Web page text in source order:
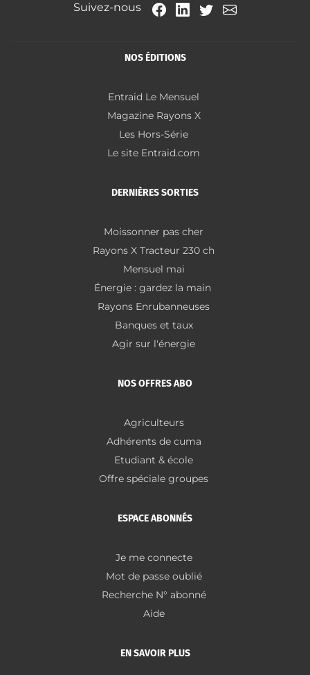
Suivez-nous
NOS ÉDITIONS
Entraid Le Mensuel
Magazine Rayons X
Les Hors-Série
Le site Entraid.com
DERNIÈRES SORTIES
Moissonner pas cher
Rayons X Tracteur 230 ch
Mensuel mai
Énergie : gardez la main
Rayons Enrubanneuses
Banques et taux
Agir sur l'énergie
NOS OFFRES ABO
Agriculteurs
Adhérents de cuma
Etudiant & école
Offre spéciale groupes
ESPACE ABONNÉS
Je me connecte
Mot de passe oublié
Recherche N° abonné
Aide
EN SAVOIR PLUS